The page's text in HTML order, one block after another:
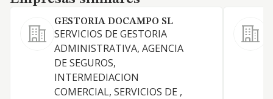
GESTORIA DOCAMPO SL
SERVICIOS DE GESTORIA
ADMINISTRATIVA, AGENCIA
DE SEGUROS,
INTERMEDIACION
COMERCIAL, SERVICIOS DE ,